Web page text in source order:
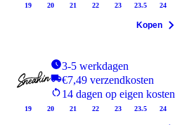
19 20 21 22 23 23.5 24
Kopen
3-5 werkdagen
€7,49 verzendkosten
14 dagen op eigen kosten
19 20 21 22 23 23.5 24